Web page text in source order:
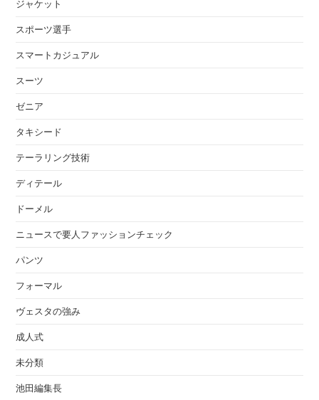
ジャケット
スポーツ選手
スマートカジュアル
スーツ
ゼニア
タキシード
テーラリング技術
ディテール
ドーメル
ニュースで要人ファッションチェック
パンツ
フォーマル
ヴェスタの強み
成人式
未分類
池田編集長